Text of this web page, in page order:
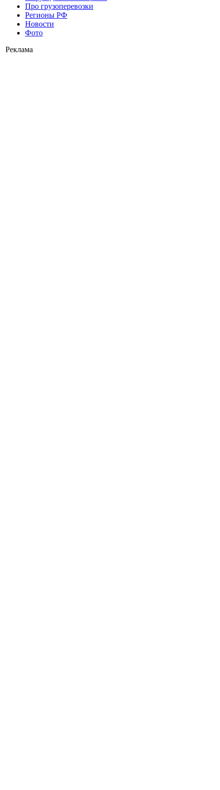
Про грузоперевозки
Регионы РФ
Новости
Фото
Реклама